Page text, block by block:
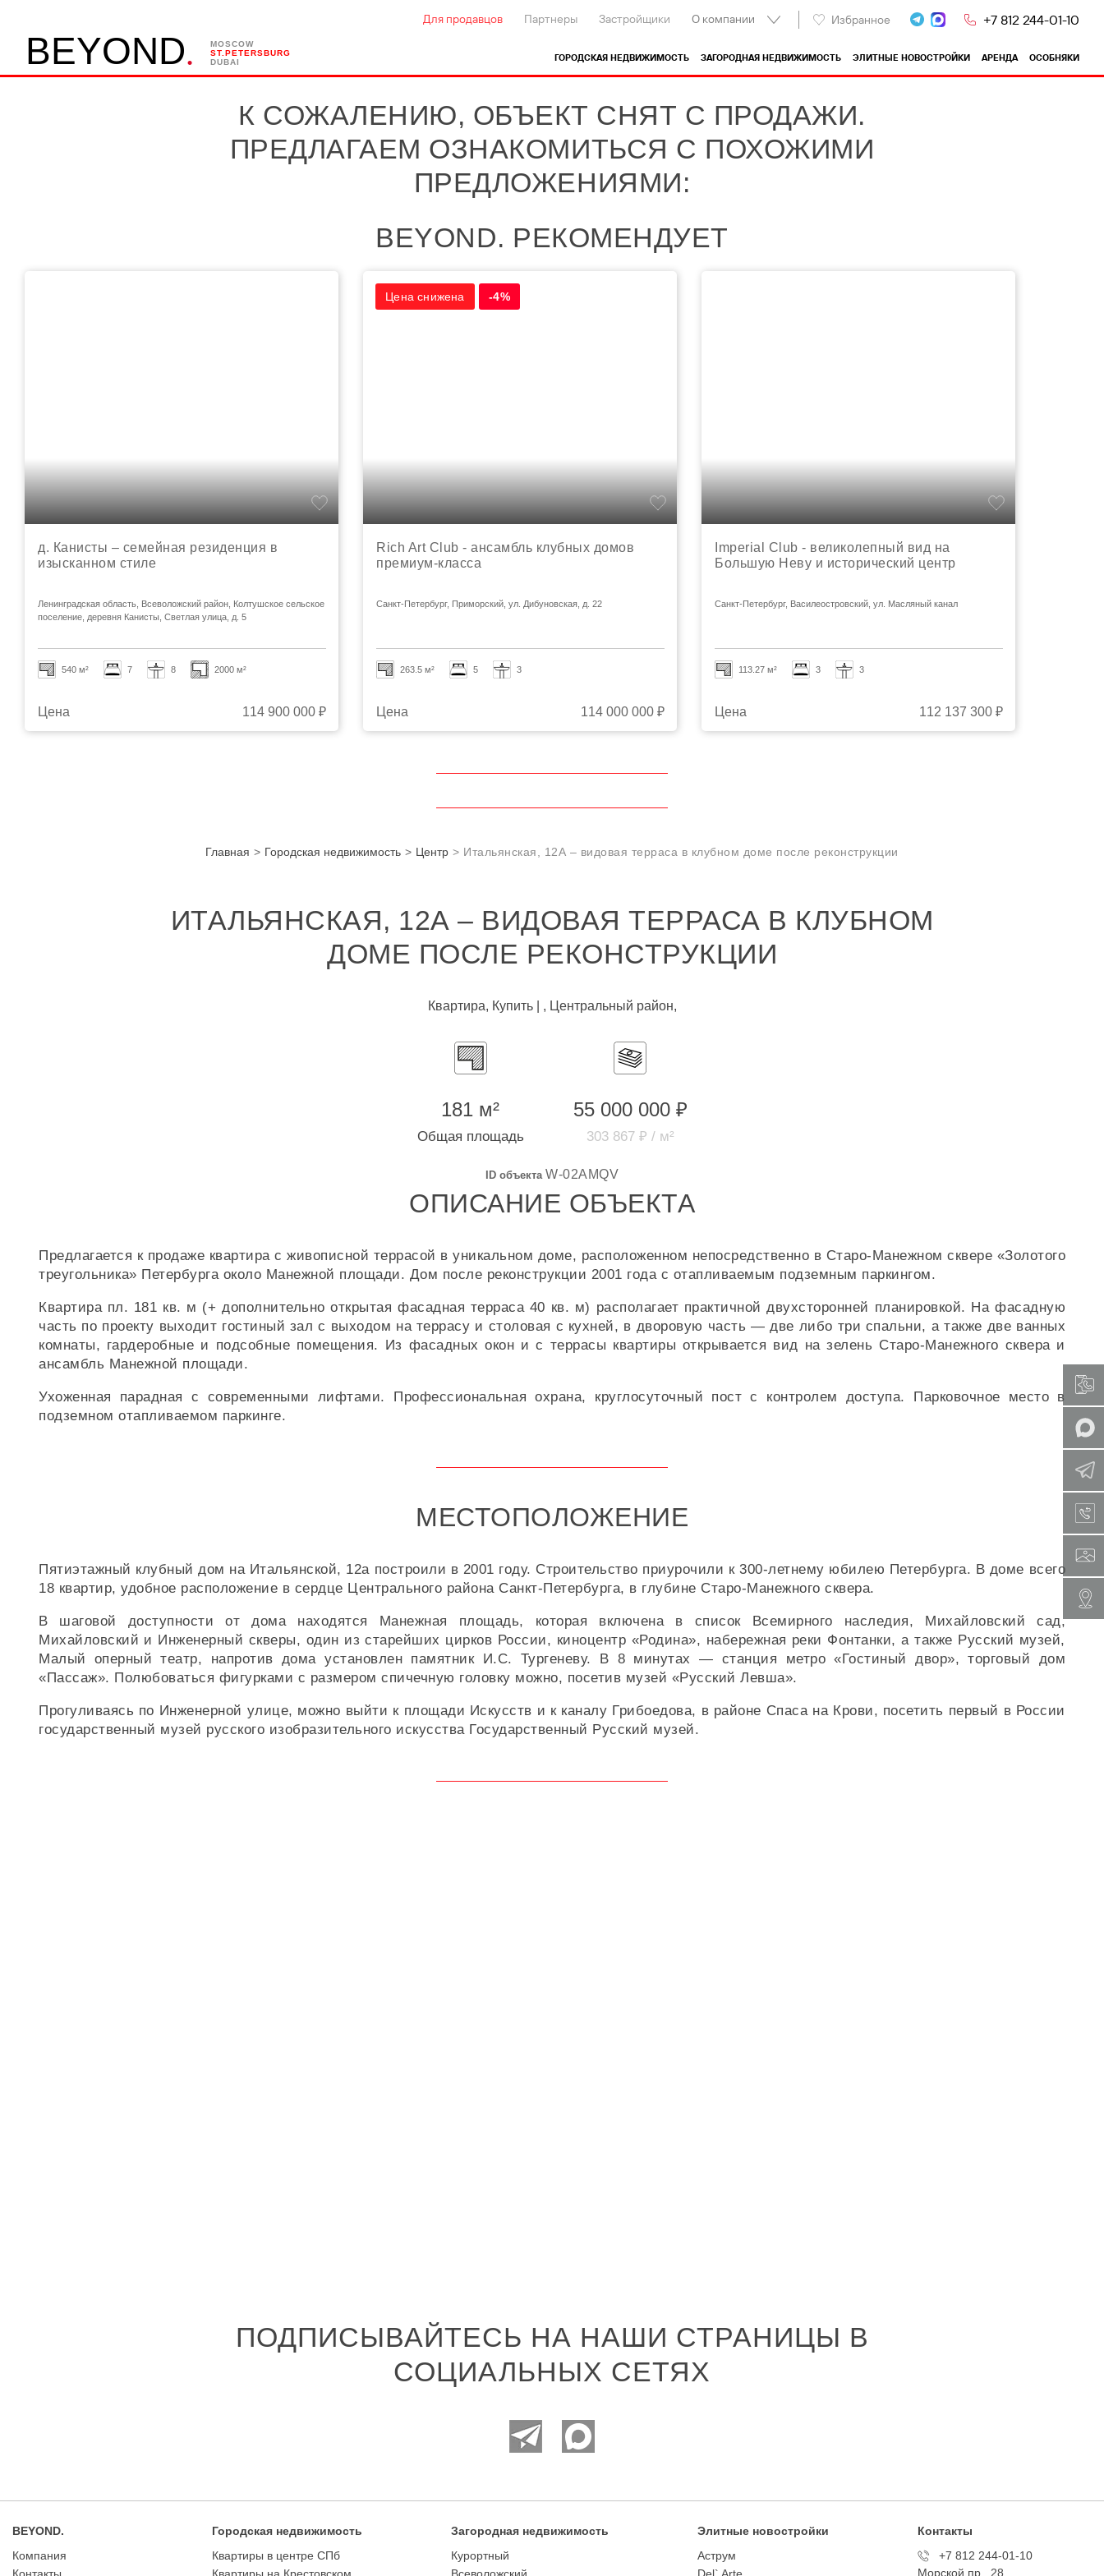
Для продавцов Партнеры Застройщики О компании Избранное +7 812 244-01-10
ГОРОДСКАЯ НЕДВИЖИМОСТЬ ЗАГОРОДНАЯ НЕДВИЖИМОСТЬ ЭЛИТНЫЕ НОВОСТРОЙКИ АРЕНДА ОСОБНЯКИ
BEYOND.
MOSCOW
ST.PETERSBURG
DUBAI
К СОЖАЛЕНИЮ, ОБЪЕКТ СНЯТ С ПРОДАЖИ.
ПРЕДЛАГАЕМ ОЗНАКОМИТЬСЯ С ПОХОЖИМИ
ПРЕДЛОЖЕНИЯМИ:
BEYOND. РЕКОМЕНДУЕТ
д. Канисты – семейная резиденция в
изысканном стиле
Ленинградская область, Всеволожский район, Колтушское сельское
поселение, деревня Канисты, Светлая улица, д. 5
540 м² 7 8 2000 м²
Цена 114 900 000 ₽
Цена снижена -4%
Rich Art Club - ансамбль клубных домов
премиум-класса
Санкт-Петербург, Приморский, ул. Дибуновская, д. 22
263.5 м² 5 3
Цена 114 000 000 ₽
Imperial Club - великолепный вид на
Большую Неву и исторический центр
Санкт-Петербург, Василеостровский, ул. Масляный канал
113.27 м² 3 3
Цена 112 137 300 ₽
Главная Городская недвижимость Центр Итальянская, 12А – видовая терраса в клубном доме после реконструкции
ИТАЛЬЯНСКАЯ, 12А – ВИДОВАЯ ТЕРРАСА В КЛУБНОМ
ДОМЕ ПОСЛЕ РЕКОНСТРУКЦИИ
Квартира, Купить | , Центральный район,
181 м²
Общая площадь
55 000 000 ₽
303 867 ₽ / м²
ID объекта W-02AMQV
ОПИСАНИЕ ОБЪЕКТА
Предлагается к продаже квартира с живописной террасой в уникальном доме, расположенном непосредственно в Старо-Манежном сквере «Золотого
треугольника» Петербурга около Манежной площади. Дом после реконструкции 2001 года с отапливаемым подземным паркингом.
Квартира пл. 181 кв. м (+ дополнительно открытая фасадная терраса 40 кв. м) располагает практичной двухсторонней планировкой. На фасадную
часть по проекту выходит гостиный зал с выходом на террасу и столовая с кухней, в дворовую часть — две либо три спальни, а также две ванных
комнаты, гардеробные и подсобные помещения. Из фасадных окон и с террасы квартиры открывается вид на зелень Старо-Манежного сквера и
ансамбль Манежной площади.
Ухоженная парадная с современными лифтами. Профессиональная охрана, круглосуточный пост с контролем доступа. Парковочное место в
подземном отапливаемом паркинге.
МЕСТОПОЛОЖЕНИЕ
Пятиэтажный клубный дом на Итальянской, 12а построили в 2001 году. Строительство приурочили к 300-летнему юбилею Петербурга. В доме всего
18 квартир, удобное расположение в сердце Центрального района Санкт-Петербурга, в глубине Старо-Манежного сквера.
В шаговой доступности от дома находятся Манежная площадь, которая включена в список Всемирного наследия, Михайловский сад,
Михайловский и Инженерный скверы, один из старейших цирков России, киноцентр «Родина», набережная реки Фонтанки, а также Русский музей,
Малый оперный театр, напротив дома установлен памятник И.С. Тургеневу. В 8 минутах — станция метро «Гостиный двор», торговый дом
«Пассаж». Полюбоваться фигурками с размером спичечную головку можно, посетив музей «Русский Левша».
Прогуливаясь по Инженерной улице, можно выйти к площади Искусств и к каналу Грибоедова, в районе Спаса на Крови, посетить первый в России
государственный музей русского изобразительного искусства Государственный Русский музей.
ПОДПИСЫВАЙТЕСЬ НА НАШИ СТРАНИЦЫ В
СОЦИАЛЬНЫХ СЕТЯХ
BEYOND.
Компания
Городская недвижимость
Квартиры в центре СПб
Загородная недвижимость
Курортный
Элитные новостройки
Аструм
Контакты
+7 812 244-01-10
Морской пр., 28